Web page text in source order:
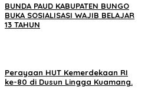
BUNDA PAUD KABUPATEN BUNGO
BUKA SOSIALISASI WAJIB BELAJAR
13 TAHUN
Perayaan HUT Kemerdekaan RI
ke-80 di Dusun Lingga Kuamang.